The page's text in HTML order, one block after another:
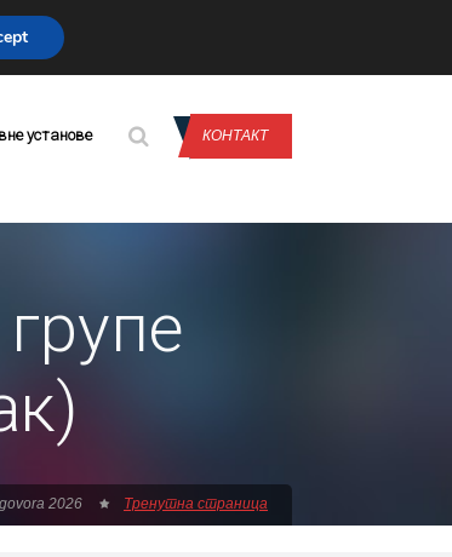
установе КОНТАКТ
2026 Тренутна страница